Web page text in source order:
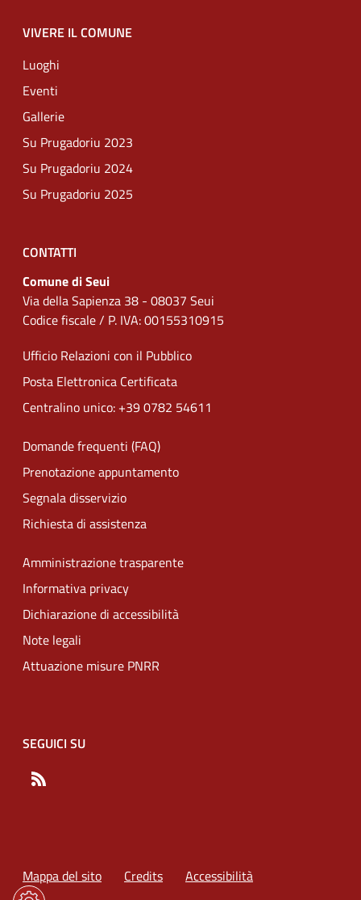
VIVERE IL COMUNE
Luoghi
Eventi
Gallerie
Su Prugadoriu 2023
Su Prugadoriu 2024
Su Prugadoriu 2025
CONTATTI
Comune di Seui
Via della Sapienza 38 - 08037 Seui
Codice fiscale / P. IVA: 00155310915
Ufficio Relazioni con il Pubblico
Posta Elettronica Certificata
Centralino unico: +39 0782 54611
Domande frequenti (FAQ)
Prenotazione appuntamento
Segnala disservizio
Richiesta di assistenza
Amministrazione trasparente
Informativa privacy
Dichiarazione di accessibilità
Note legali
Attuazione misure PNRR
SEGUICI SU
Mappa del sito Credits Accessibilità